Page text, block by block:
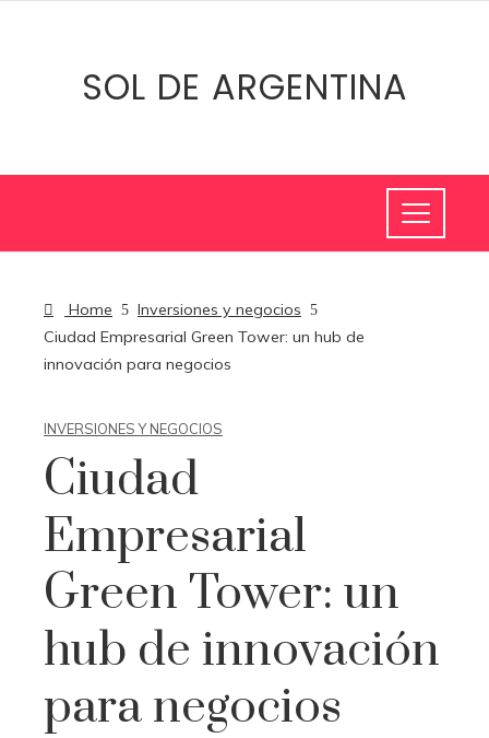
SOL DE ARGENTINA
Home
Inversiones y negocios
Ciudad Empresarial Green Tower: un hub de
innovación para negocios
INVERSIONES Y NEGOCIOS
Ciudad
Empresarial
Green Tower: un
hub de innovación
para negocios